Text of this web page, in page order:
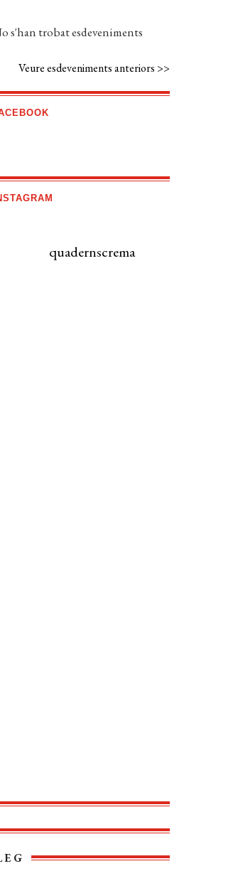
s'han trobat esdeveniments
Veure esdeveniments anteriors >>
quadernscrema